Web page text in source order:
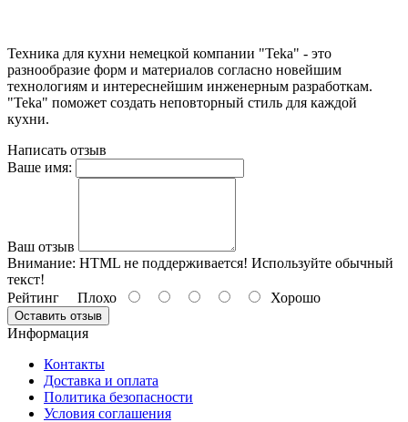
Техника для кухни немецкой компании "Teka" - это
разнообразие форм и материалов согласно новейшим
технологиям и интереснейшим инженерным разработкам.
"Teka" поможет создать неповторный стиль для каждой
кухни.
Написать отзыв
Ваше имя:
Ваш отзыв
Внимание: HTML не поддерживается! Используйте обычный
текст!
Рейтинг Плохо Хорошо
Оставить отзыв
Информация
Контакты
Доставка и оплата
Политика безопасности
Условия соглашения